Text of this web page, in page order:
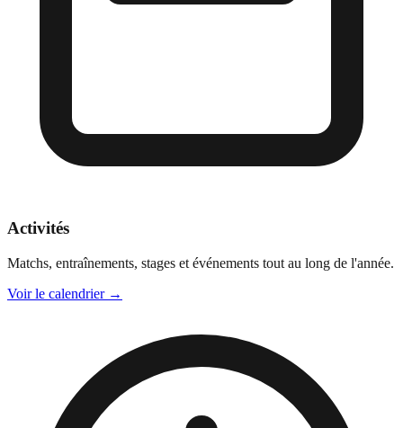
Activités
Matchs, entraînements, stages et événements tout au long de l'année.
Voir le calendrier→